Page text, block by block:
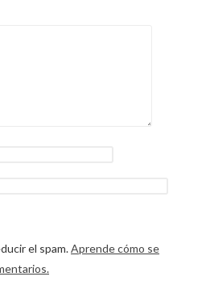
el spam.Aprende cómo se